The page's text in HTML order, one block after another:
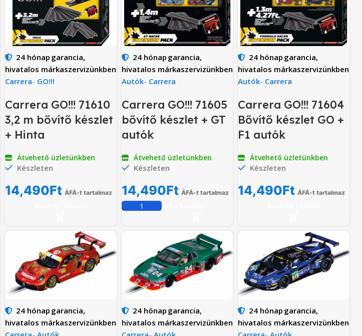
24 hónap garancia,
hivatalos márkaszervizünkben
Carrera- GO!!!
Carrera GO!!! 71610
3,2 m bővítő készlet
+ Hinta
Átvehető üzletünkben
Készleten
14,490Ft ÁFÁ-t tartalmaz
24 hónap garancia,
hivatalos márkaszervizünkben
Autók- Carrera
Carrera GO!!! 71605
bővítő készlet + GT
autók
Átvehető üzletünkben
Készleten
14,490Ft ÁFÁ-t tartalmaz
Kosárba Teszem
24 hónap garancia,
hivatalos márkaszervizünkben
Autók- Carrera
Carrera GO!!! 71604
Bővítő készlet GO +
F1 autók
Átvehető üzletünkben
Készleten
14,490Ft ÁFÁ-t tartalmaz
24 hónap garancia,
hivatalos márkaszervizünkben
24 hónap garancia,
hivatalos márkaszervizünkben
24 hónap garancia,
hivatalos márkaszervizünkben